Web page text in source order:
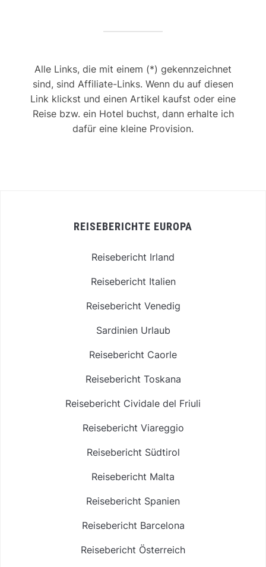
Alle Links, die mit einem (*) gekennzeichnet
sind, sind Affiliate-Links. Wenn du auf diesen
Link klickst und einen Artikel kaufst oder eine
Reise bzw. ein Hotel buchst, dann erhalte ich
dafür eine kleine Provision.
REISEBERICHTE EUROPA
Reisebericht Irland
Reisebericht Italien
Reisebericht Venedig
Sardinien Urlaub
Reisebericht Caorle
Reisebericht Toskana
Reisebericht Cividale del Friuli
Reisebericht Viareggio
Reisebericht Südtirol
Reisebericht Malta
Reisebericht Spanien
Reisebericht Barcelona
Reisebericht Österreich